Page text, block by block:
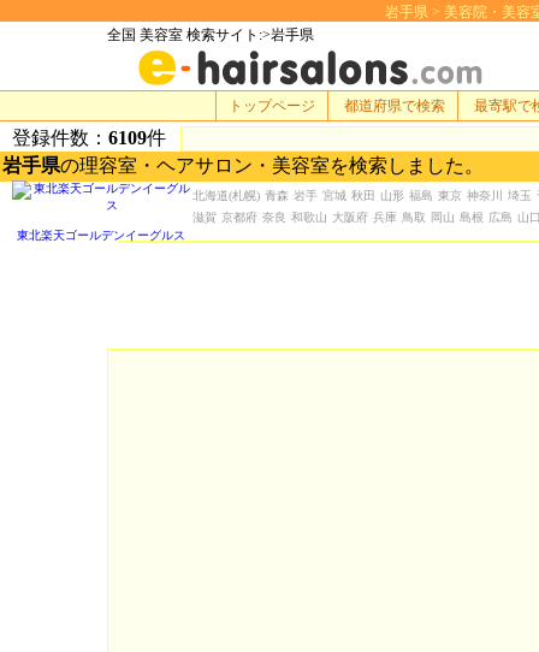
岩手県 > 美容院・美容
全国 美容室 検索サイト:>岩手県
登録件数： 6109件
岩手県の理容室・ヘアサロン・美容室を検索しました。
北海道(札幌) 青森 岩手 宮城 秋田 山形 福島 東京 神奈川 埼玉
滋賀 京都府 奈良 和歌山 大阪府 兵庫 鳥取 岡山 島根 広島 山
トップページ 都道府県で検索 最寄駅で
東北楽天ゴールデンイーグルス